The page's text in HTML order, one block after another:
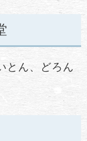
とん、どろん